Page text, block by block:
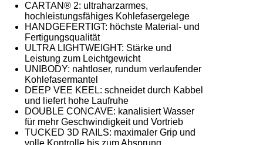
CARTAN® 2: ultraharzarmes,
hochleistungsfähiges Kohlefasergelege
HANDGEFERTIGT: höchste Material- und
Fertigungsqualität
ULTRA LIGHTWEIGHT: Stärke und
Leistung zum Leichtgewicht
UNIBODY: nahtloser, rundum verlaufender
Kohlefasermantel
DEEP VEE KEEL: schneidet durch Kabbel
und liefert hohe Laufruhe
DOUBLE CONCAVE: kanalisiert Wasser
für mehr Geschwindigkeit und Vortrieb
TUCKED 3D RAILS: maximaler Grip und